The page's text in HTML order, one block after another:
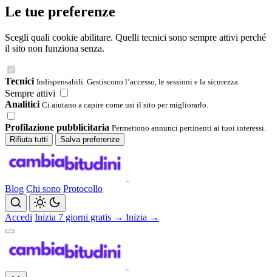
Le tue preferenze
Scegli quali cookie abilitare. Quelli tecnici sono sempre attivi perché
il sito non funziona senza.
Tecnici Indispensabili. Gestiscono l’accesso, le sessioni e la sicurezza.
Sempre attivi
Analitici Ci aiutano a capire come usi il sito per migliorarlo.
Profilazione pubblicitaria Permettono annunci pertinenti ai tuoi interessi.
Rifiuta tutti
Salva preferenze
Blog Chi sono Protocollo
Accedi Inizia 7 giorni gratis → Inizia →